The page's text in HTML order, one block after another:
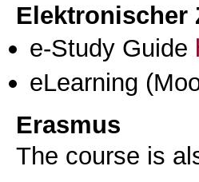
Elektronischer
e-Study Guide
eLearning
Erasmus
The course is